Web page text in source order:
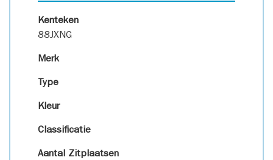
Kenteken
88JXNG
Merk
Type
Kleur
Classificatie
Aantal Zitplaatsen